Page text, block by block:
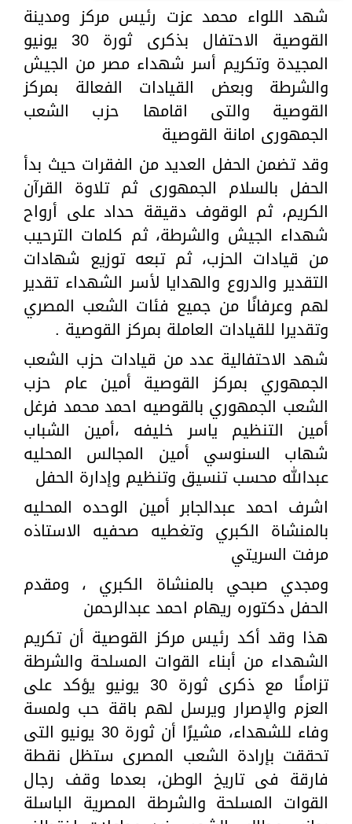
شهد اللواء محمد عزت رئيس مركز ومدينة
القوصية الاحتفال بذكرى ثورة 30 يونيو
المجيدة وتكريم أسر شهداء مصر من الجيش
والشرطة وبعض القيادات الفعالة بمركز
القوصية والتى اقامها حزب الشعب
الجمهورى امانة القوصية
وقد تضمن الحفل العديد من الفقرات حيث بدأ
الحفل بالسلام الجمهورى ثم تلاوة القرآن
الكريم، ثم الوقوف دقيقة حداد على أرواح
شهداء الجيش والشرطة، ثم كلمات الترحيب
من قيادات الحزب، ثم تبعه توزيع شهادات
التقدير والدروع والهدايا لأسر الشهداء تقدير
لهم وعرفانًا من جميع فئات الشعب المصري
وتقديرا للقيادات العاملة بمركز القوصية .
شهد الاحتفالية عدد من قيادات حزب الشعب
الجمهوري بمركز القوصية أمين عام حزب
الشعب الجمهوري بالقوصيه احمد محمد فرغل
أمين التنظيم ياسر خليفه ،أمين الشباب
شهاب السنوسي أمين المجالس المحليه
عبدالله محسب تنسيق وتنظيم وإدارة الحفل
اشرف احمد عبدالجابر أمين الوحده المحليه
بالمنشاة الكبري وتغطيه صحفيه الاستاذه
مرفت السريتي
ومجدي صبحي بالمنشاة الكبري ، ومقدم
الحفل دكتوره ريهام احمد عبدالرحمن
هذا وقد أكد رئيس مركز القوصية أن تكريم
الشهداء من أبناء القوات المسلحة والشرطة
تزامنًا مع ذكرى ثورة 30 يونيو يؤكد على
العزم والإصرار ويرسل لهم باقة حب ولمسة
وفاء للشهداء، مشيرًا أن ثورة 30 يونيو التى
تحققت بإرادة الشعب المصرى ستظل نقطة
فارقة فى تاريخ الوطن، بعدما وقف رجال
القوات المسلحة والشرطة المصرية الباسلة